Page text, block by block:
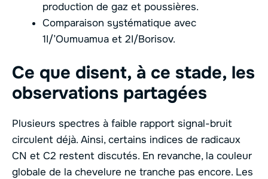
production de gaz et poussières.
Comparaison systématique avec
1I/’Oumuamua et 2I/Borisov.
Ce que disent, à ce stade, les
observations partagées
Plusieurs spectres à faible rapport signal-bruit
circulent déjà. Ainsi, certains indices de radicaux
CN et C2 restent discutés. En revanche, la couleur
globale de la chevelure ne tranche pas encore. Les